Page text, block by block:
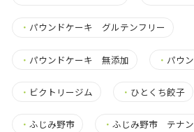
・ パウンドケーキ グルテンフリー
・ パウンドケーキ 無添加 ・ パウ
・ ビクトリージム ・ ひとくち餃子
・ ふじみ野市 ・ふじみ野市 テナ